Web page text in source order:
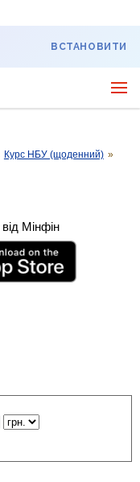
ВСТАНОВИТИ
Курс НБУ (щоденний) »
Мінфін